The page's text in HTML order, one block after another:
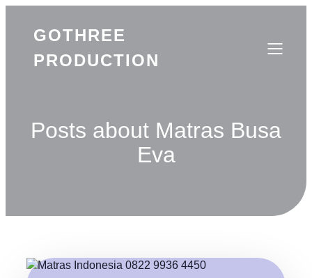
GOTHREE
PRODUCTION
Posts about Matras Busa
Eva